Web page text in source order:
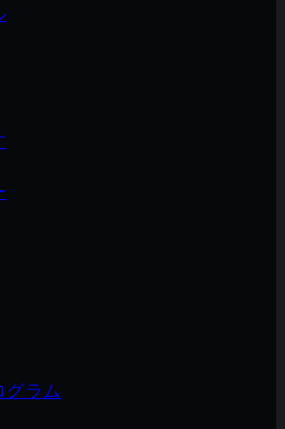
グラム